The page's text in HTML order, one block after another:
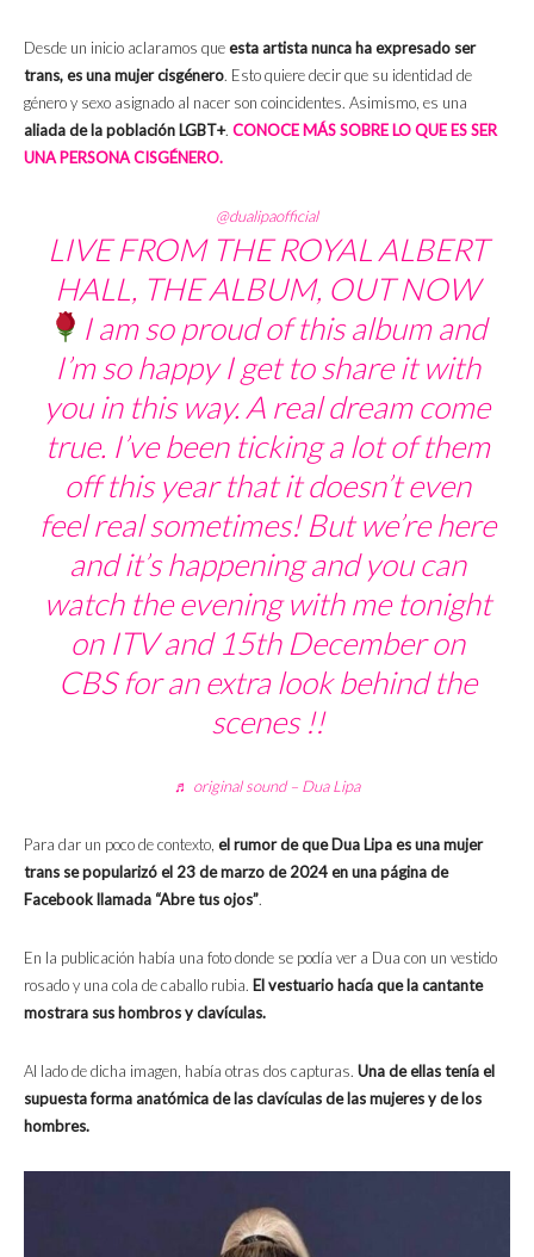
Desde un inicio aclaramos queesta artista nunca ha expresado ser
trans, es una mujer cisgénero. Esto quiere decir que su identidad de
género y sexo asignado al nacer son coincidentes. Asimismo, es una
aliada de la población LGBT+. CONOCE MÁS SOBRE LO QUE ES SER
UNA PERSONA CISGÉNERO.
@dualipaofficial
LIVE FROM THE ROYAL ALBERT
HALL, THE ALBUM, OUT NOW
I am so proud of this album and
I’m so happy I get to share it with
you in this way. A real dream come
true. I’ve been ticking a lot of them
off this year that it doesn’t even
feel real sometimes! But we’re here
and it’s happening and you can
watch the evening with me tonight
on ITV and 15th December on
CBS for an extra look behind the
scenes !!
♬ original sound – Dua Lipa
Para dar un poco de contexto, el rumor de que Dua Lipa es una mujer
trans se popularizó el 23 de marzo de 2024 en una página de
Facebook llamada “Abre tus ojos”.
En la publicación había una foto donde se podía ver a Dua con un vestido
rosado y una cola de caballo rubia. El vestuario hacía que la cantante
mostrara sus hombros y clavículas.
Al lado de dicha imagen, había otras dos capturas. Una de ellas tenía el
supuesta forma anatómica de las clavículas de las mujeres y de los
hombres.